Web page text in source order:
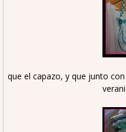
que el capazo, y que junto